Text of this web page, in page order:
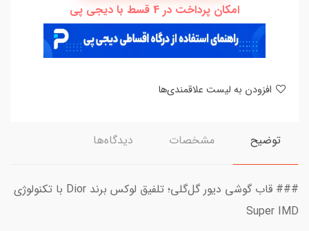
امکان پرداخت در 4 قسط با دیجی پی
توضیح مشخصات دیدگاه‌ها
### قاب گوشی دیور گل‌گلی؛ تلفیق لوکس برند Dior با تکنولوژی
Super IMD